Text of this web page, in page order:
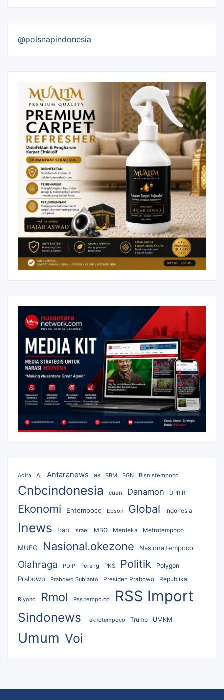
@polsnapindonesia
Adira AI Antaranews as BBM BGN Bisnistempoco
Cnbcindonesia cuan Danamon DPR RI
Ekonomi Entempoco Epson Global Indonesia
Inews Iran Israel MBG Merdeka Metrotempoco
MUFG Nasional.okezone Nasionaltempoco
Olahraga PDIP Perang PKS Politik Polygon
Prabowo Prabowo Subianto Presiden Prabowo Republika
Riyono Rmol Rss.tempo.co RSS Import
Sindonews Teknotempoco Trump UMKM
Umum Voi